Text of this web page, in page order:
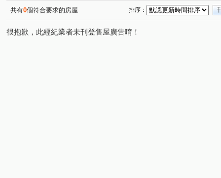
安忠路(1) 下崙路(1) 和興路(1)
景興
寶橋路(1) 中興路二段(2) 福興路(2) 新店路(1)
安興
興隆路三段(1) 興德路 (1) 北宜路二段
共有0個符合要求的房屋 排序：
很抱歉，此經紀業者未刊登售屋廣告唷！